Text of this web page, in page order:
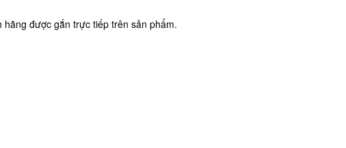
được gắn trực tiếp trên sản phẩm.